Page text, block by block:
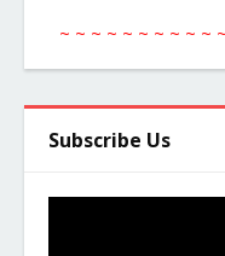
~ ~ ~ ~ ~ ~ ~ ~ ~ ~
Subscribe Us